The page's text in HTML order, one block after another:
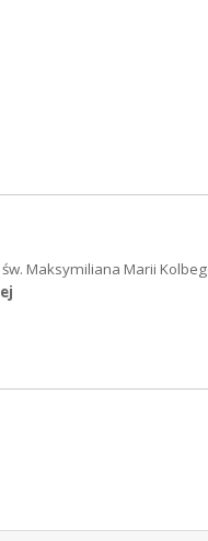
Maksymiliana Marii